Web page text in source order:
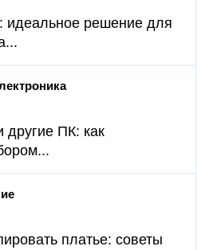
идеальное решение для
другие ПК: как
платье: советы